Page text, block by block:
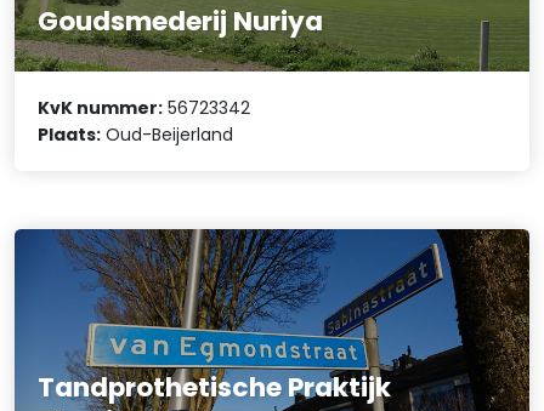
Goudsmederij Nuriya
KvK nummer: 56723342
Plaats: Oud-Beijerland
Tandprothetische Praktijk